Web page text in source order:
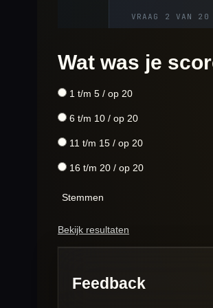
Wat was je
1 t/m 5 / op 20
6 t/m 10 / op 20
11 t/m 15 / op 20
16 t/m 20 / op 20
Stemmen
Bekijk resultaten
Feedback